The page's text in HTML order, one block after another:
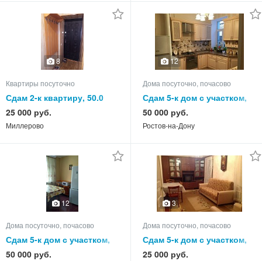
8
Квартиры посуточно
Сдам 2-к квартиру, 50.0
кв.м, этаж 5 из 5
25 000 руб.
Миллерово
12
Дома посуточно, почасово
Сдам 5-к дом с участком,
90.0 кв.м, этажей 1
50 000 руб.
Ростов-на-Дону
12
Дома посуточно, почасово
Сдам 5-к дом с участком,
140.0 кв.м, этажей 2
50 000 руб.
3
Дома посуточно, почасово
Сдам 5-к дом с участком,
85.0 кв.м, этажей 1
25 000 руб.